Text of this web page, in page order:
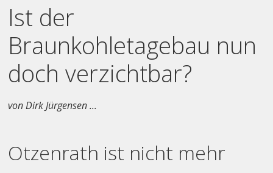
Ist der
Braunkohletagebau nun
doch verzichtbar?
von Dirk Jürgensen ...
Otzenrath ist nicht mehr